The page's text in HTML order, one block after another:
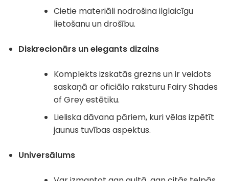
Cietie materiāli nodrošina ilglaicīgu
lietošanu un drošību.
Diskrecionārs un elegants dizains
Komplekts izskatās grezns un ir veidots
saskaņā ar oficiālo raksturu Fairy Shades
of Grey estētiku.
Lieliska dāvana pāriem, kuri vēlas izpētīt
jaunus tuvības aspektus.
Universālums